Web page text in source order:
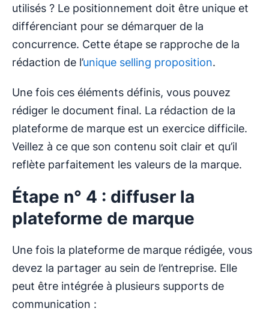
utilisés ? Le positionnement doit être unique et
différenciant pour se démarquer de la
concurrence. Cette étape se rapproche de la
rédaction de l’unique selling proposition.
Une fois ces éléments définis, vous pouvez
rédiger le document final. La rédaction de la
plateforme de marque est un exercice difficile.
Veillez à ce que son contenu soit clair et qu’il
reflète parfaitement les valeurs de la marque.
Étape n° 4 : diffuser la
plateforme de marque
Une fois la plateforme de marque rédigée, vous
devez la partager au sein de l’entreprise. Elle
peut être intégrée à plusieurs supports de
communication :